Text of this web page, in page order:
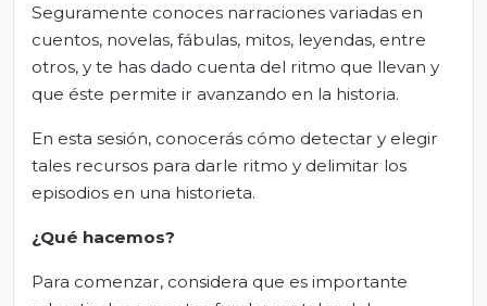
Seguramente conoces narraciones variadas en
cuentos, novelas, fábulas, mitos, leyendas, entre
otros, y te has dado cuenta del ritmo que llevan y
que éste permite ir avanzando en la historia.
En esta sesión, conocerás cómo detectar y elegir
tales recursos para darle ritmo y delimitar los
episodios en una historieta.
¿Qué hacemos?
Para comenzar, considera que es importante